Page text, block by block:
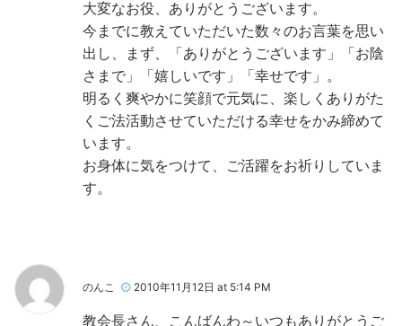
大変なお役、ありがとうございます。
今までに教えていただいた数々のお言葉を思い
出し、まず、「ありがとうございます」「お陰
さまで」「嬉しいです」「幸せです」。
明るく爽やかに笑顔で元気に、楽しくありがた
くご法活動させていただける幸せをかみ締めて
います。
お身体に気をつけて、ご活躍をお祈りしていま
す。
のんこ 2010年11月12日 at 5:14 PM
教会長さん、こんばんわ～ いつもありがとうご